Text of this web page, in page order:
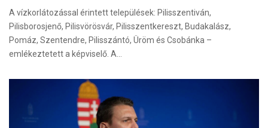
A vízkorlátozással érintett települések: Pilisszentiván,
Pilisborosjenő, Pilisvörösvár, Pilisszentkereszt, Budakalász,
Pomáz, Szentendre, Pilisszántó, Üröm és Csobánka –
emlékeztetett a képviselő. A…